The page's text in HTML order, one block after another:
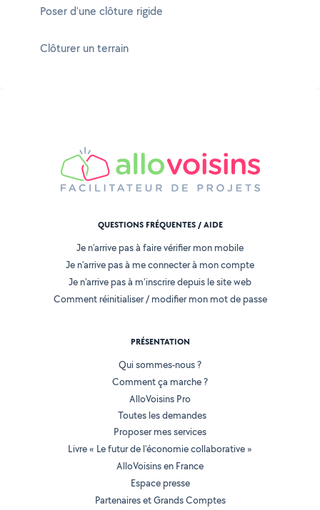
Poser d'une clôture rigide
Clôturer un terrain
QUESTIONS FRÉQUENTES / AIDE
Je n'arrive pas à faire vérifier mon mobile
Je n'arrive pas à me connecter à mon compte
Je n'arrive pas à m'inscrire depuis le site web
Comment réinitialiser / modifier mon mot de passe
PRÉSENTATION
Qui sommes-nous ?
Comment ça marche ?
AlloVoisins Pro
Toutes les demandes
Proposer mes services
Livre « Le futur de l'économie collaborative »
AlloVoisins en France
Espace presse
Partenaires et Grands Comptes